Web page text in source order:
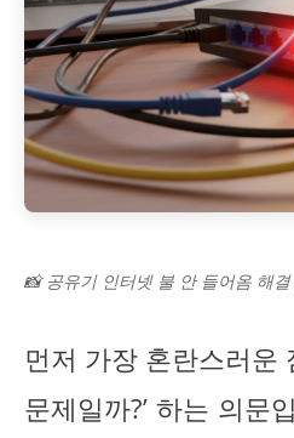
📸 공유기 인터넷 불 안 들어옴 해
먼저 가장 혼란스러운
문제일까?’ 하는 의문